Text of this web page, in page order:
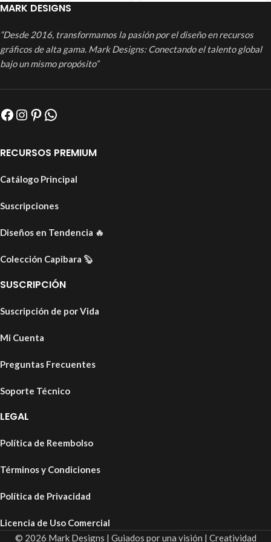
MARK DESIGNS
“Desde 2016, transformamos la pasión por el diseño en recursos
gráficos de alta gama. Mark Designs: Conectando el talento global
bajo un mismo propósito”
RECURSOS PREMIUM
Catálogo Principal
Suscripciones
Diseños en Tendencia 🔥
Colección Capibara 🦫
SUSCRIPCIÓN
Suscripción de por Vida
Mi Cuenta
Preguntas Frecuentes
Soporte Técnico
LEGAL
Política de Reembolso
Términos y Condiciones
Política de Privacidad
Licencia de Uso Comercial
© 2026 Mark Designs | Guiados por una visión | Creatividad